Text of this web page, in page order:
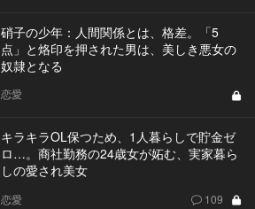
硝子の少年：人間関係とは、格差。「5
点」と烙印を押された男は、美しき悪女の
奴隷となる
恋愛
キラキラOL保つため、1人暮らしで貯金ゼ
ロ…。商社勤務の24歳女が妬む、実家暮ら
しの愛され美女
恋愛 109